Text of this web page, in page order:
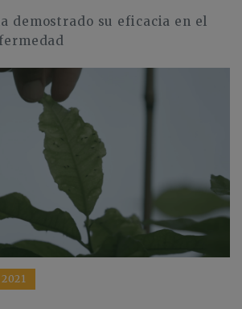
demostrado su eficacia en el